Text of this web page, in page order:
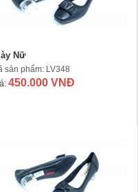
Nữ
sản phẩm: LV348
450.000 VNĐ